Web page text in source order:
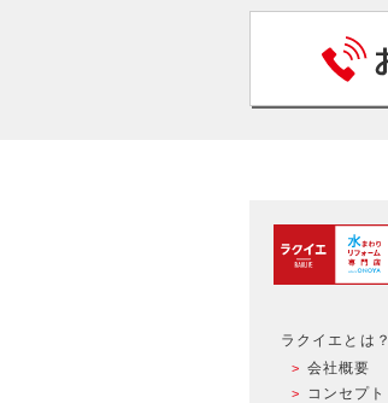
ラクイエとは？
会社概要
コンセプト